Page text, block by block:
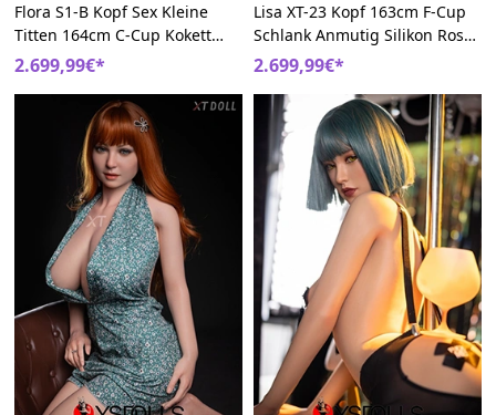
Flora S1-B Kopf Sex Kleine
Titten 164cm C-Cup Kokett
Lebensechte Silikon
2.699,99€*
Lisa XT-23 Kopf 163cm F-Cup
Schlank Anmutig Silikon Rosa
Kurze Haare Asiatische
2.699,99€*